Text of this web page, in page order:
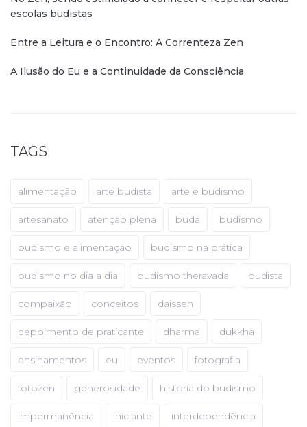
escolas budistas
Entre a Leitura e o Encontro: A Correnteza Zen
A Ilusão do Eu e a Continuidade da Consciência
TAGS
alimentação arte budista arte e budismo
artesanato atenção plena buda budismo
budismo e alimentação budismo na prática
budismo no dia a dia budismo theravada budista
compaixão conceitos daissen
depoimento de praticante dharma dukkha
ensinamentos eu eventos fotografia
fotozen generosidade história do budismo
impermanência iniciante interdependência